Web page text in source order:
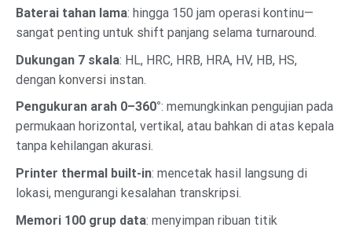
Baterai tahan lama: hingga 150 jam operasi kontinu—
sangat penting untuk shift panjang selama turnaround.
Dukungan 7 skala: HL, HRC, HRB, HRA, HV, HB, HS,
dengan konversi instan.
Pengukuran arah 0–360°: memungkinkan pengujian pada
permukaan horizontal, vertikal, atau bahkan di atas kepala
tanpa kehilangan akurasi.
Printer thermal built-in: mencetak hasil langsung di
lokasi, mengurangi kesalahan transkripsi.
Memori 100 grup data: menyimpan ribuan titik